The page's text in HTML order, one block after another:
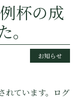
杯の成
お知らせ
れています。ログ